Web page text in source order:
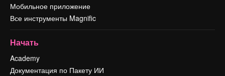
Мобильное приложение
Все инструменты Magnific
Начать
Academy
Документация по Пакету ИИ